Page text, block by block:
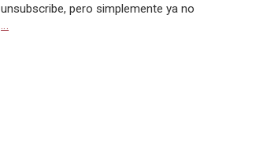
unsubscribe, pero simplemente ya no
…